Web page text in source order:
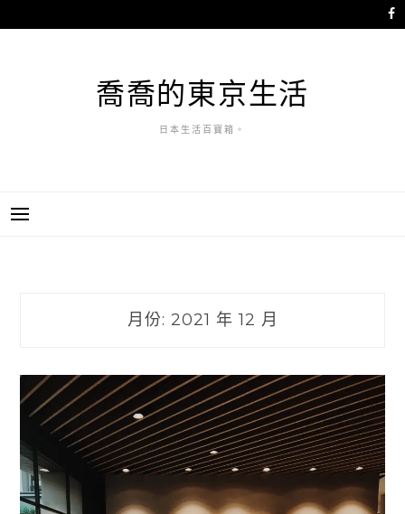
至
喬喬的東京生活
日本生活百寶箱。
月份: 2021 年 12 月